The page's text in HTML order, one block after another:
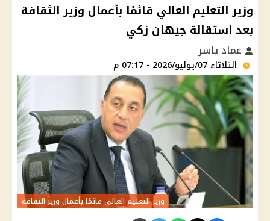
وزير التعليم العالي قائمًا بأعمال وزير الثقافة
بعد استقالة جيهان زكي
عماد ياسر
الثلاثاء 07/يوليو/2026 - 07:17 م
وزير التعليم العالي قائمًا بأعمال وزير الثقافة